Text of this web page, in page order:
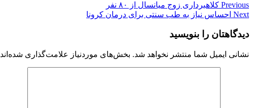
Previous کلاهبرداری زوج میانسال از ۸۰ نفر
Next احساس نیاز به طب سنتی برای درمان کرونا
دیدگاهتان را بنویسید
نشانی ایمیل شما منتشر نخواهد شد. بخش‌های موردنیاز علامت‌گذاری شده‌اند